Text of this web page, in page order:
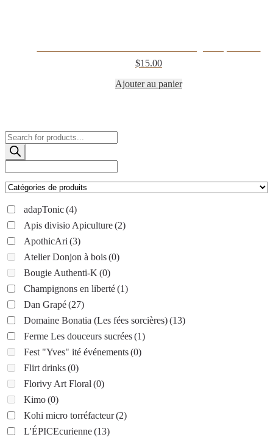
$15.00
Ajouter au panier
Products
search
adapTonic(4)
Apis divisio Apiculture(2)
ApothicAri (3)
Atelier Donjon à bois(0)
Bougie Authenti-K (0)
Champignons en liberté(1)
Dan Grapé(27)
Domaine Bonatia (Les fées sorcières)(13)
Ferme Les douceurs sucrées(1)
Fest "Yves" ité événements(0)
Flirt drinks(0)
Florivy Art Floral (0)
Kimo(0)
Kohi micro torréfacteur(2)
L'ÉPICEcurienne(13)